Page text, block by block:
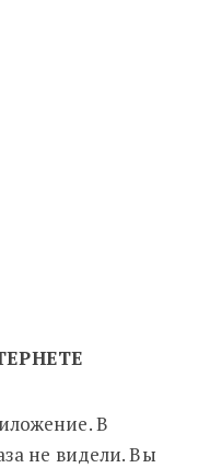
В
не видели. Вы